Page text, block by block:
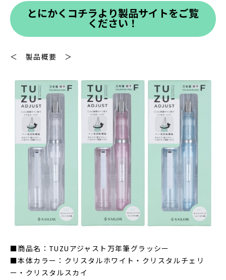
とにかくコチラより製品サイトをご覧
ください！
＜ 製品概要 ＞
■商品名：TUZUアジャスト万年筆グラッシー
■本体カラー：クリスタルホワイト・クリスタルチェリ
ー・クリスタルスカイ